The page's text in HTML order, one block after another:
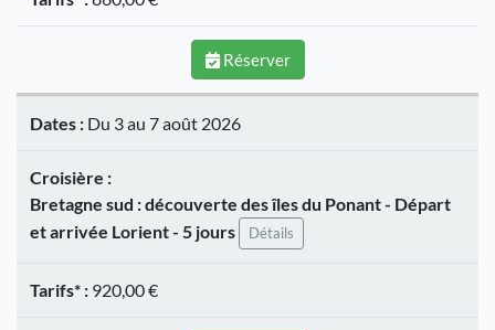
Réserver
Dates : Du 3 au 7 août 2026
Croisière :
Bretagne sud : découverte des îles du Ponant - Départ
et arrivée Lorient - 5 jours
Détails
Tarifs* : 920,00 €